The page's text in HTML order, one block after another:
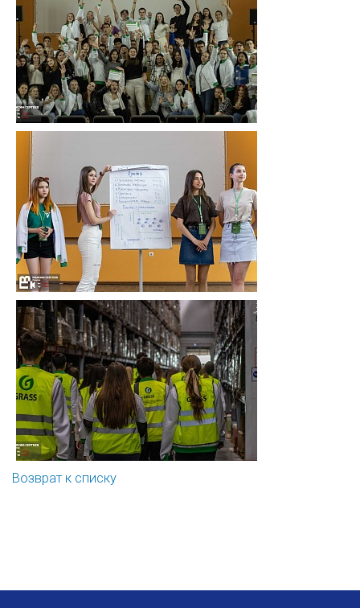
Возврат к списку